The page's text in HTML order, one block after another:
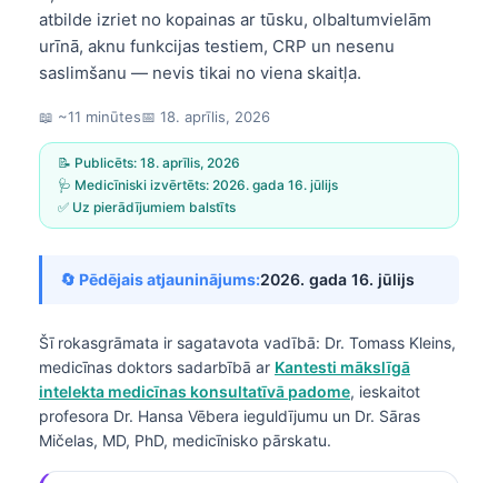
atbilde izriet no kopainas ar tūsku, olbaltumvielām
urīnā, aknu funkcijas testiem, CRP un nesenu
saslimšanu — nevis tikai no viena skaitļa.
📖 ~11 minūtes📅 18. aprīlis, 2026
📝 Publicēts: 18. aprīlis, 2026
🩺 Medicīniski izvērtēts: 2026. gada 16. jūlijs
✅ Uz pierādījumiem balstīts
🔄 Pēdējais atjauninājums:2026. gada 16. jūlijs
Šī rokasgrāmata ir sagatavota vadībā: Dr. Tomass Kleins,
medicīnas doktors sadarbībā ar Kantesti mākslīgā
intelekta medicīnas konsultatīvā padome, ieskaitot
profesora Dr. Hansa Vēbera ieguldījumu un Dr. Sāras
Mičelas, MD, PhD, medicīnisko pārskatu.